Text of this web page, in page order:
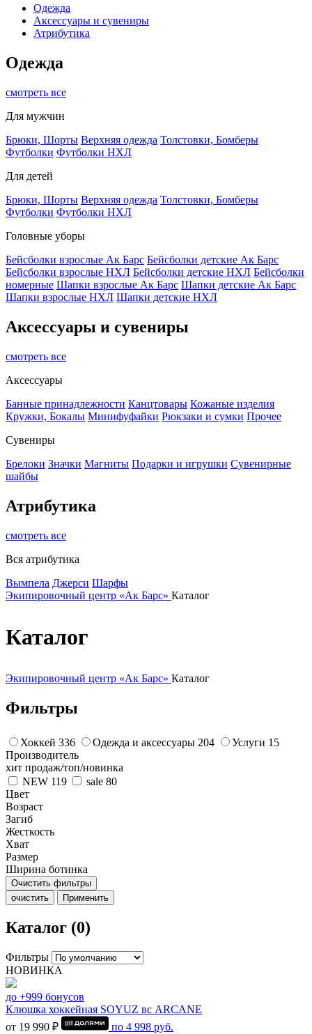
Одежда
Аксессуары и сувениры
Атрибутика
Одежда
смотреть все
Для мужчин
Брюки, Шорты Верхняя одежда Толстовки, Бомберы
Футболки Футболки НХЛ
Для детей
Брюки, Шорты Верхняя одежда Толстовки, Бомберы
Футболки Футболки НХЛ
Головные уборы
Бейсболки взрослые Ак Барс Бейсболки детские Ак Барс
Бейсболки взрослые НХЛ Бейсболки детские НХЛ Бейсболки
номерные Шапки взрослые Ак Барс Шапки детские Ак Барс
Шапки взрослые НХЛ Шапки детские НХЛ
Аксессуары и сувениры
смотреть все
Аксессуары
Банные принадлежности Канцтовары Кожаные изделия
Кружки, Бокалы Минифуфайки Рюкзаки и сумки Прочее
Сувениры
Брелоки Значки Магниты Подарки и игрушки Сувенирные
шайбы
Атрибутика
смотреть все
Вся атрибутика
Вымпела Джерси Шарфы
Экипировочный центр «Ак Барс» Каталог
Каталог
Экипировочный центр «Ак Барс» Каталог
Фильтры
Хоккей 336 Одежда и аксессуары 204 Услуги 15
Производитель
хит продаж/топ/новинка
NEW 119 sale 80
Цвет
Возраст
Загиб
Жесткость
Хват
Размер
Ширина ботинка
Очистить фильтры
очистить
Применить
Каталог (0)
Фильтры
НОВИНКА
до +999 бонусов
Клюшка хоккейная SOYUZ вс ARCANE
от 19 990 ₽
по 4 998 руб.